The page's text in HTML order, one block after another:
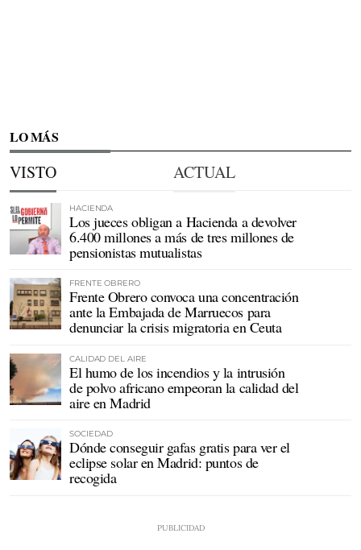
LO MÁS
VISTO ACTUAL
HACIENDA
Los jueces obligan a Hacienda a devolver
6.400 millones a más de tres millones de
pensionistas mutualistas
FRENTE OBRERO
Frente Obrero convoca una concentración
ante la Embajada de Marruecos para
denunciar la crisis migratoria en Ceuta
CALIDAD DEL AIRE
El humo de los incendios y la intrusión
de polvo africano empeoran la calidad del
aire en Madrid
SOCIEDAD
Dónde conseguir gafas gratis para ver el
eclipse solar en Madrid: puntos de
recogida